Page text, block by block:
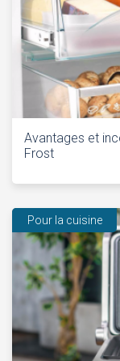
Avantages et
Frost
Pour la cuisine